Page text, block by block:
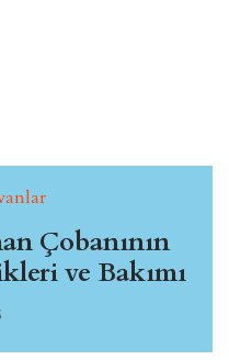
Çobanının
ve Bakımı